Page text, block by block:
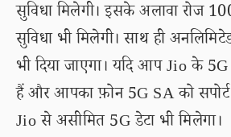
सुविधा मिलेगी। इसके अलावा रोज
सुविधा भी मिलेगी। साथ ही
भी दिया जाएगा। यदि आप Jio के
हैं और आपका फ़ोन 5G SA को
Jio से असीमित 5G डेटा भी मिलेगा।